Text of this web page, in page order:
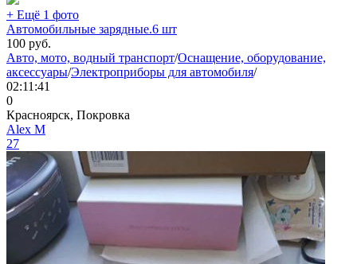
+ Ещё 1 фото
Автомобильные зарядные.6 шт
100 руб.
Авто, мото, водный транспорт/Оснащение, оборудование,
аксессуары/Электроприборы для автомобиля/
02:11:41
0
Красноярск, Покровка
Aleх М
27